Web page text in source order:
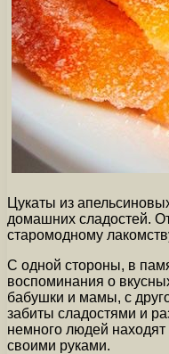
Цукаты из
домашних сладостей.
старомодному
С одной стороны, в
воспоминания о
бабушки и мамы, с
забиты сладостями и
немного людей
своими руками.